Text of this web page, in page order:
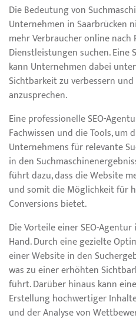
Die Bedeutung von
Unternehmen in Saarbrücken
mehr Verbraucher online nach
Dienstleistungen suchen. Eine
kann Unternehmen dabei
Sichtbarkeit zu verbessern
anzusprechen.
Eine professionelle SEO-
Fachwissen und die Tools, um
Unternehmens für relevante
in den
führt dazu, dass die Website
und somit die Möglichkeit für
Conversions bietet.
Die Vorteile einer SEO-
Hand. Durch eine gezielte
einer Website in den
was zu einer erhöhten
führt. Darüber hinaus kann
Erstellung hochwertiger
und der Analyse von